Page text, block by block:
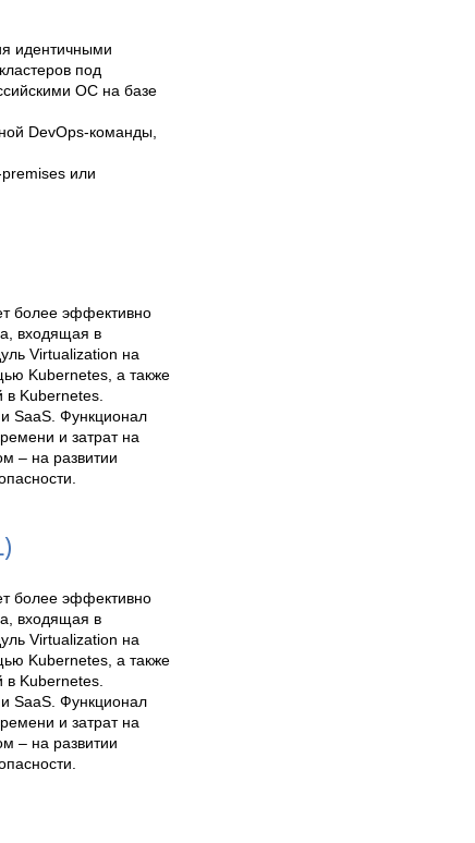
идентичными
под
ОС на базе
DevOps-команды,
или
более эффективно
входящая в
Virtualization на
Kubernetes, а также
в Kubernetes.
SaaS. Функционал
и затрат на
– на развитии
более эффективно
входящая в
Virtualization на
Kubernetes, а также
Kubernetes.
SaaS. Функционал
и затрат на
– на развитии